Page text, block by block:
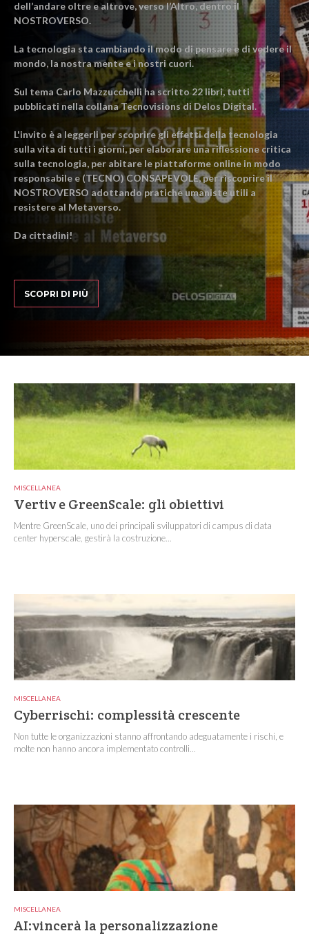
dell’andare oltre e altrove, verso l’Altro, dentro il
NOSTROVERSO.
La tecnologia sta cambiando il modo di pensare e di vedere il
mondo, la nostra mente e i nostri cuori.
Sul tema Carlo Mazzucchelli ha scritto 22 libri, tutti
pubblicati nella collana Tecnovisions di Delos Digital.
L'invito è a leggerli per scoprire gli effetti della tecnologia
sulla vita di tutti i giorni, per elaborare una riflessione critica
sulla tecnologia, per abitare le piattaforme online in modo
responsabile e (TECNO) CONSAPEVOLE, per riscoprire il
NOSTROVERSO adottando pratiche umaniste utili a
resistere al Metaverso.
Da cittadini!
SCOPRI DI PIÙ
MISCELLANEA
Vertiv e GreenScale: gli obiettivi
Mentre GreenScale, uno dei principali sviluppatori di campus di data
center hyperscale, gestirà la costruzione...
MISCELLANEA
Cyberrischi: complessità crescente
Non tutte le organizzazioni stanno affrontando adeguatamente i rischi, e
molte non hanno ancora implementato controlli...
MISCELLANEA
AI:vincerà la personalizzazione